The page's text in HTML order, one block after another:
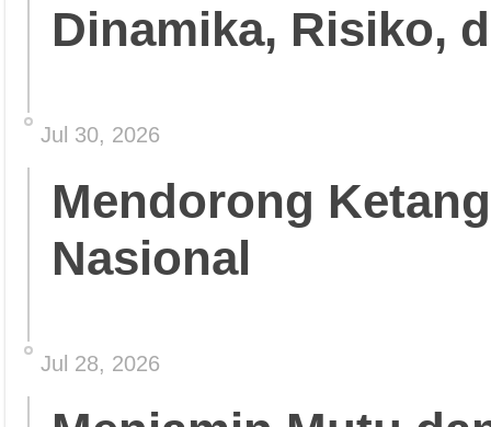
Dinamika, Risiko,
Jul 30, 2026
Mendorong
Nasional
Jul 28, 2026